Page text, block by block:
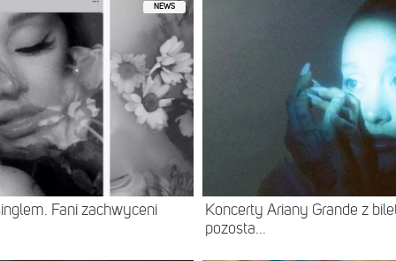
NEWS
Fani zachwyceni
Koncerty Ariany Grande z
pozosta...